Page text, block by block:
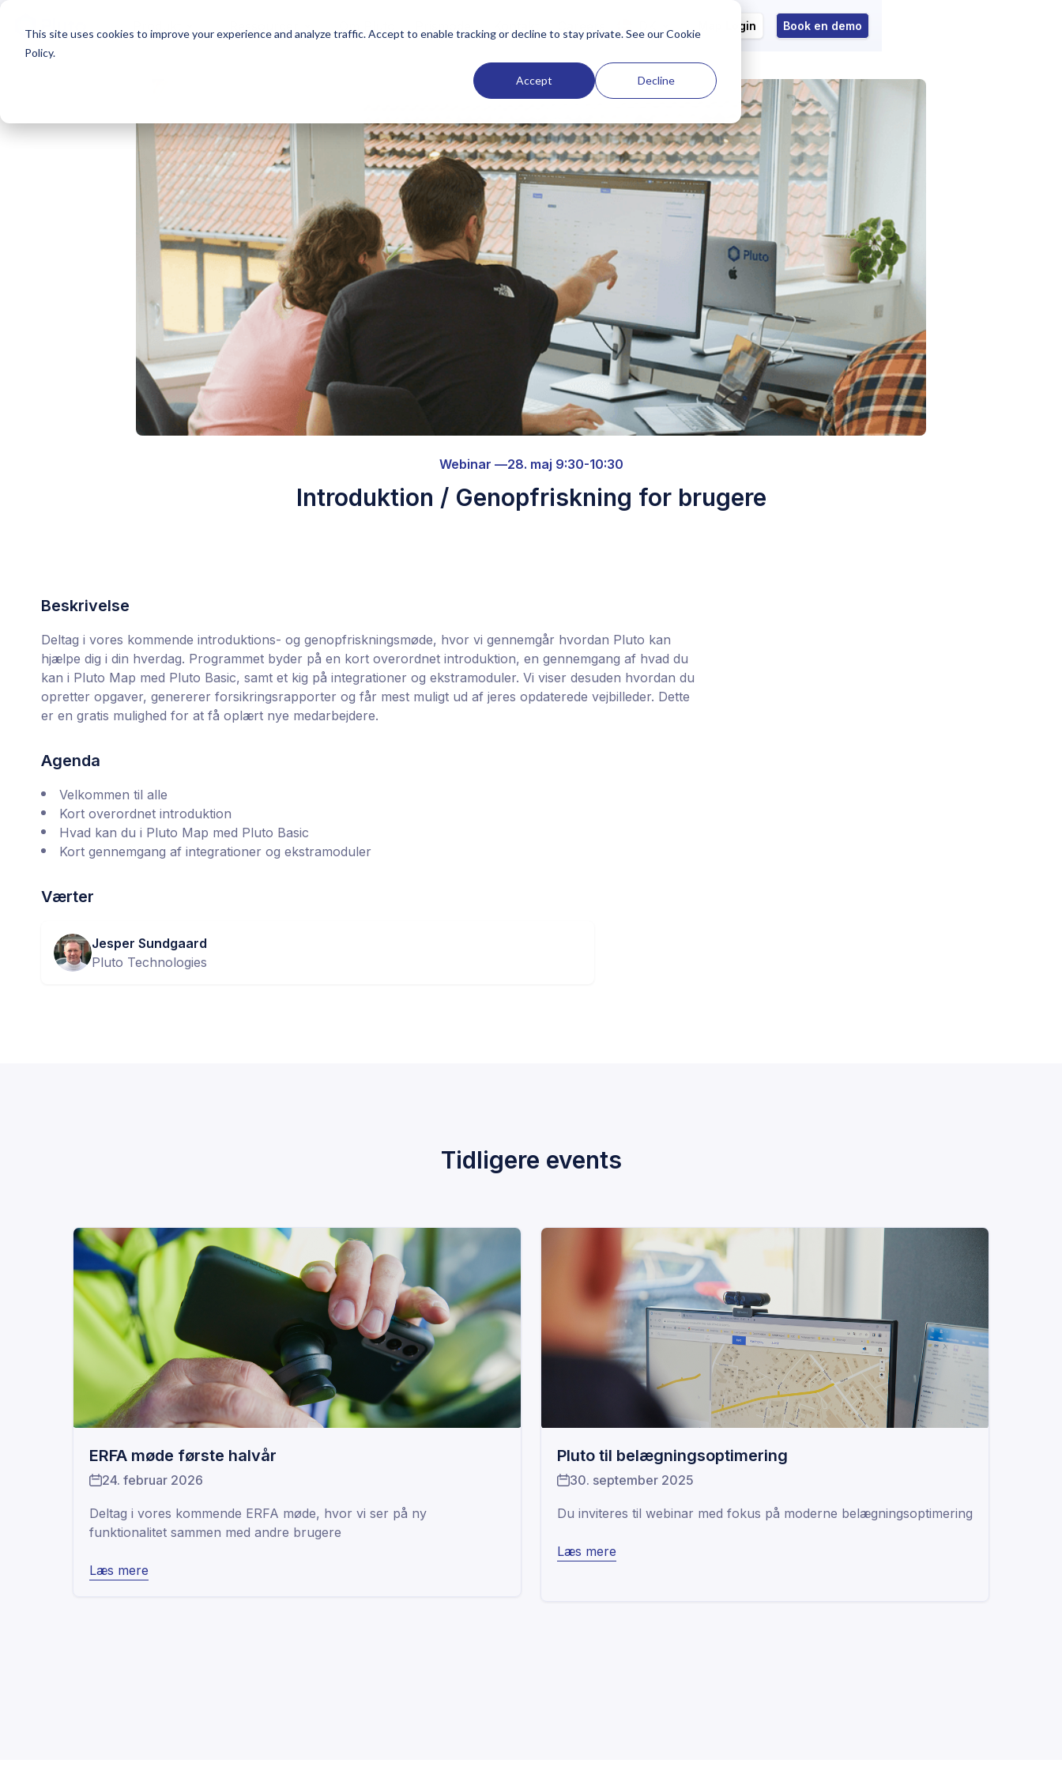
This site uses cookies to improve your experience and analyze traffic. Accept to enable tracking or decline to stay private. See ourCookie
Policy.
Accept Decline
Map Login Book en demo
Webinar —28. maj 9:30-10:30
Introduktion / Genopfriskning for brugere
Beskrivelse
Deltag i vores kommende introduktions- og genopfriskningsmøde, hvor vi gennemgår hvordan Pluto kan
hjælpe dig i din hverdag. Programmet byder på en kort overordnet introduktion, en gennemgang af hvad du
kan i Pluto Map med Pluto Basic, samt et kig på integrationer og ekstramoduler. Vi viser desuden hvordan du
opretter opgaver, genererer forsikringsrapporter og får mest muligt ud af jeres opdaterede vejbilleder. Dette
er en gratis mulighed for at få oplært nye medarbejdere.
Agenda
Velkommen til alle
Kort overordnet introduktion
Hvad kan du i Pluto Map med Pluto Basic
Kort gennemgang af integrationer og ekstramoduler
Værter
Jesper Sundgaard
Pluto Technologies
Tidligere events
ERFA møde første halvår
24. februar 2026
Deltag i vores kommende ERFA møde, hvor vi ser på ny
funktionalitet sammen med andre brugere
Læs mere
Pluto til belægningsoptimering
30. september 2025
Du inviteres til webinar med fokus på moderne belægningsoptimering
Læs mere